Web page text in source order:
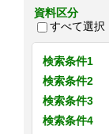
資料区分
すべて選択
検索条件1
検索条件2
検索条件3
検索条件4